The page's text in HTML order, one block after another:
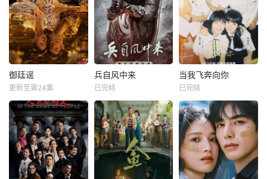
御廷谣
更新至第24集
兵自风中来
已完结
当我飞奔向你
已完结